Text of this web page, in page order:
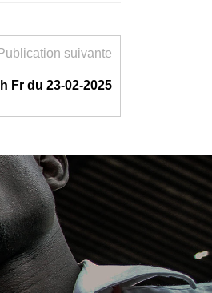
Publication suivante
Fr du 23-02-2025